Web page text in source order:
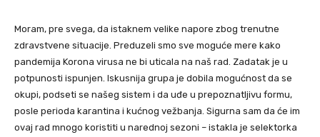
Moram, pre svega, da istaknem velike napore zbog trenutne
zdravstvene situacije. Preduzeli smo sve moguće mere kako
pandemija Korona virusa ne bi uticala na naš rad. Zadatak je u
potpunosti ispunjen. Iskusnija grupa je dobila mogućnost da se
okupi, podseti se našeg sistem i da uđe u prepoznatljivu formu,
posle perioda karantina i kućnog vežbanja. Sigurna sam da će im
ovaj rad mnogo koristiti u narednoj sezoni – istakla je selektorka